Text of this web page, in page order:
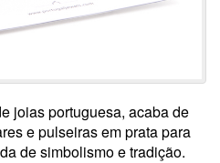
joias portuguesa, acaba de
e pulseiras em prata para
de simbolismo e tradição.